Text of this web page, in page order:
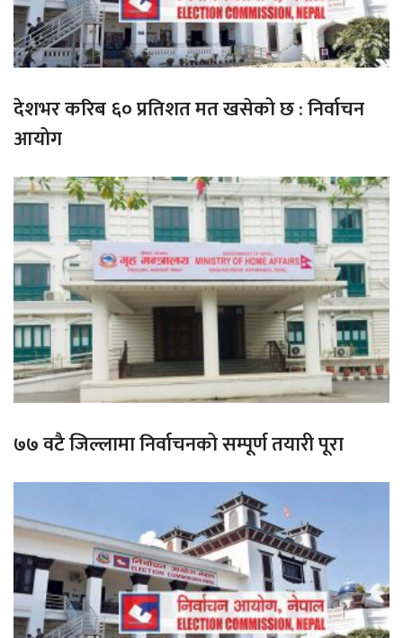
देशभर करिब ६० प्रतिशत मत खसेको छ : निर्वाचन
आयोग
७७ वटै जिल्लामा निर्वाचनको सम्पूर्ण तयारी पूरा